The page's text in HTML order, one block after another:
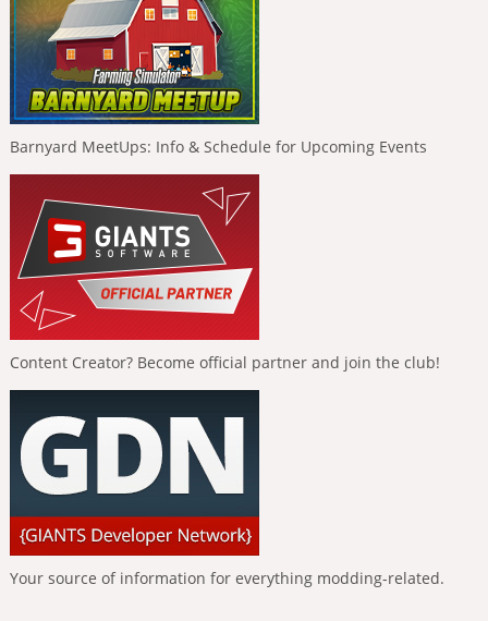
Barnyard MeetUps: Info & Schedule for Upcoming Events
Content Creator? Become official partner and join the club!
Your source of information for everything modding-related.